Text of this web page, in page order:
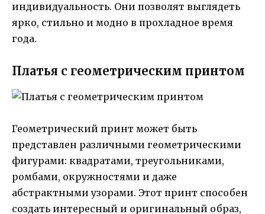
индивидуальность. Они позволят выглядеть
ярко, стильно и модно в прохладное время
года.
Платья с геометрическим принтом
Геометрический принт может быть
представлен различными геометрическими
фигурами: квадратами, треугольниками,
ромбами, окружностями и даже
абстрактными узорами. Этот принт способен
создать интересный и оригинальный образ,